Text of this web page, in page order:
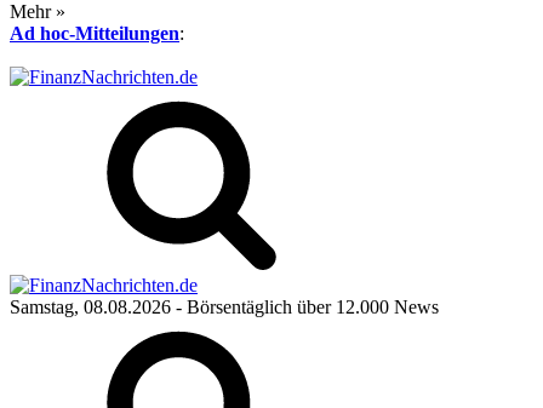
Mehr »
Ad hoc-Mitteilungen:
Samstag, 08.08.2026 - Börsentäglich über 12.000 News